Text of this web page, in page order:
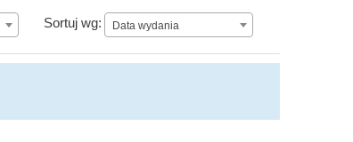
Sortuj wg: Data wydania
Data wydania